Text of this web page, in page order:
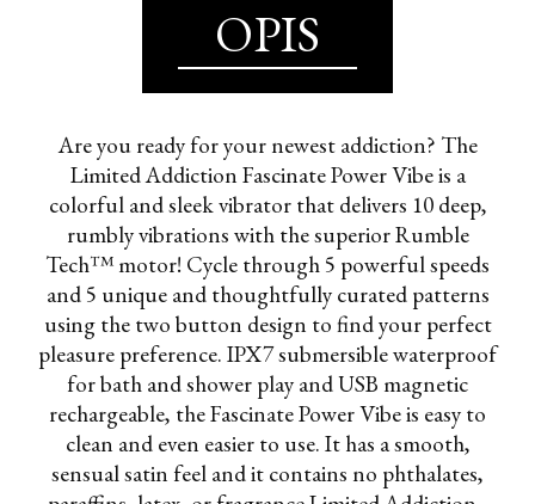
OPIS
Are you ready for your newest addiction? The
Limited Addiction Fascinate Power Vibe is a
colorful and sleek vibrator that delivers 10 deep,
rumbly vibrations with the superior Rumble
Tech™ motor! Cycle through 5 powerful speeds
and 5 unique and thoughtfully curated patterns
using the two button design to find your perfect
pleasure preference. IPX7 submersible waterproof
for bath and shower play and USB magnetic
rechargeable, the Fascinate Power Vibe is easy to
clean and even easier to use. It has a smooth,
sensual satin feel and it contains no phthalates,